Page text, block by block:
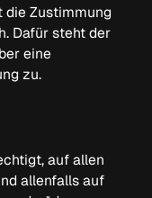
die Zustimmung
Dafür steht der
eine
zu.
auf allen
allenfalls auf